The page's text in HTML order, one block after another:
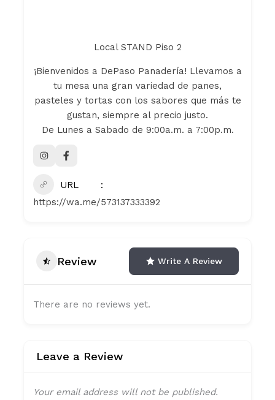
Local STAND Piso 2
¡Bienvenidos a DePaso Panadería! Llevamos a
tu mesa una gran variedad de panes,
pasteles y tortas con los sabores que más te
gustan, siempre al precio justo.
De Lunes a Sabado de 9:00a.m. a 7:00p.m.
URL
https://wa.me/573137333392
Review Write A Review
There are no reviews yet.
Leave a Review
Your email address will not be published.